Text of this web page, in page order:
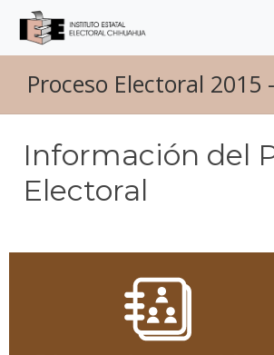
Proceso Electoral 2015
Información del
Electoral